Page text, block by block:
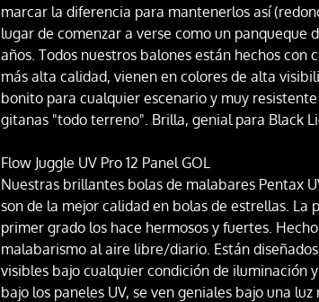
marcar la diferencia para mantenerlos así
lugar de comenzar a verse como un panqueque
años. Todos nuestros balones están hechos con
más alta calidad, vienen en colores de alta
bonito para cualquier escenario y muy
gitanas "todo terreno". Brilla, genial para Black
Flow Juggle UV Pro 12 Panel GOL
Nuestras brillantes bolas de malabares Pentax
son de la mejor calidad en bolas de estrellas. La
primer grado los hace hermosos y fuertes.
malabarismo al aire libre/diario. Están
visibles bajo cualquier condición de iluminación
bajo los paneles UV, se ven geniales bajo una luz